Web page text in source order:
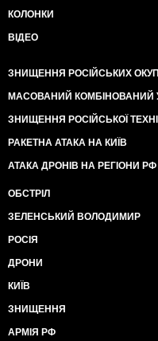
КОЛОНКИ
ВІДЕО
ЗНИЩЕННЯ РОСІЙСЬКИХ
МАСОВАНИЙ КОМБІНОВАНИЙ
ЗНИЩЕННЯ РОСІЙСЬКОЇ
РАКЕТНА АТАКА НА КИЇВ
АТАКА ДРОНІВ НА РЕГІОНИ РФ
ОБСТРІЛ
ЗЕЛЕНСЬКИЙ ВОЛОДИМИР
РОСІЯ
ДРОНИ
КИЇВ
ЗНИЩЕННЯ
АРМІЯ РФ